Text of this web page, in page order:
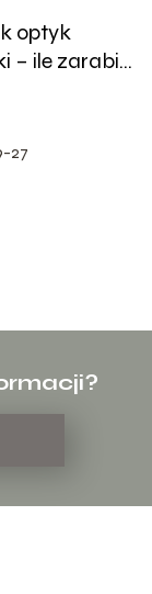
optyk
– ile zarabia
27